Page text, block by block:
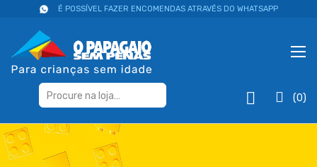
É POSSÍVEL FAZER ENCOMENDAS ATRAVÉS DO WHATSAPP
(0)